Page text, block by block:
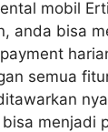
mobil
anda bisa
semua
menjadi